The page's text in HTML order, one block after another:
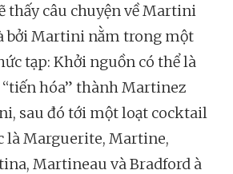
thấy câu chuyện về Martini
bởi Martini nằm trong một
tạp: Khởi nguồn có thể là
hóa” thành Martinez
sau đó tới một loạt cocktail
là Marguerite, Martine,
Martineau và Bradford à